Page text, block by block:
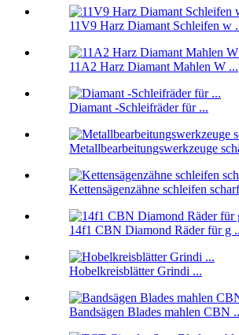
11V9 Harz Diamant Schleifen w
11A2 Harz Diamant Mahlen W ...
Diamant -Schleifräder für ...
Metallbearbeitungswerkzeuge
Kettensägenzähne schleifen
14f1 CBN Diamond Räder für g
Hobelkreisblätter Grindi ...
Bandsägen Blades mahlen CBN